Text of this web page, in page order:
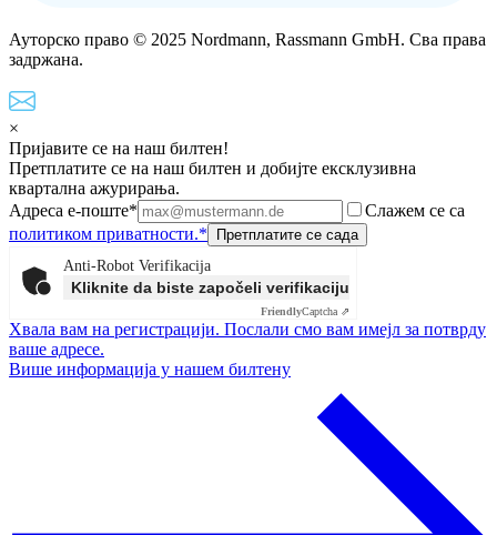
Ауторско право © 2025 Nordmann, Rassmann GmbH. Сва права
задржана.
×
Пријавите се на наш билтен!
Претплатите се на наш билтен и добијте ексклузивна
квартална ажурирања.
Адреса е-поште*
Слажем се са
политиком приватности.*
Anti-Robot Verifikacija
Kliknite da biste započeli verifikaciju
FriendlyCaptcha ⇗
Хвала вам на регистрацији. Послали смо вам имејл за потврду
ваше адресе.
Више информација у нашем билтену